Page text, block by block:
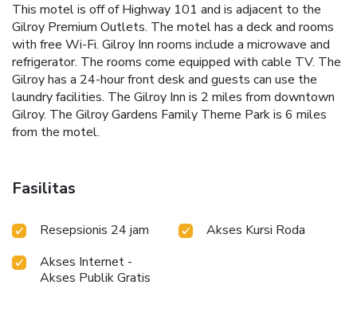
This motel is off of Highway 101 and is adjacent to the
Gilroy Premium Outlets. The motel has a deck and rooms
with free Wi-Fi. Gilroy Inn rooms include a microwave and
refrigerator. The rooms come equipped with cable TV. The
Gilroy has a 24-hour front desk and guests can use the
laundry facilities. The Gilroy Inn is 2 miles from downtown
Gilroy. The Gilroy Gardens Family Theme Park is 6 miles
from the motel.
Fasilitas
Resepsionis 24 jam
Akses Kursi Roda
Akses Internet -
Akses Publik Gratis